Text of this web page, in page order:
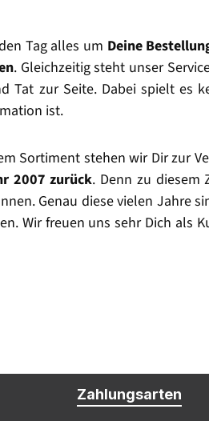
Tag alles um Deine
. Gleichzeitig steht unser
Tat zur Seite. Dabei spielt es
ist.
Sortiment stehen wir Dir zur
2007 zurück. Denn zu diesem
Genau diese vielen Jahre
Wir freuen uns sehr Dich als
Zahlungsarten